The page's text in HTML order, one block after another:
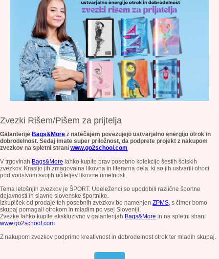
Zvezki Rišem/Pišem za prijtelja
Galanterije Bags&More z natečajem povezujejo ustvarjalno energijo otrok in
dobrodelnost. Sedaj imate super priložnost, da podprete projekt z nakupom
zvezkov na spletni strani www.go2school.com
V trgovinah Bags&More lahko kupite prav posebno kolekcijo šestih šolskih
zvezkov. Krasijo jih zmagovalna likovna in literarna dela, ki so jih ustvarili otroci
pod vodstvom svojih učiteljev likovne umetnosti.
Tema letošnjih zvezkov je ŠPORT. Udeleženci so upodobili različne športne
dejavnosti in slavne slovenske športnike.
Izkupiček od prodaje teh posebnih zvezkov bo namenjen ZPMS, s čimer bomo
skupaj pomagali otrokom in mladim po vsej Sloveniji.
Zvezke lahko kupite ekskluzivno v galanterijah Bags&More in na spletni strani
www.go2school.com
Z nakupom zvezkov podprimo kreativnost in dobrodelnost otrok ter mladih skupaj.